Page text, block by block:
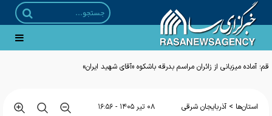
قم؛ آماده میزبانی از زائران مراسم بدرقه باشکوه «آقای شهید ایران»
استان‌ها > آذربایجان شرقی ۰۸ تير ۱۴۰۵ - ۱۶:۵۶